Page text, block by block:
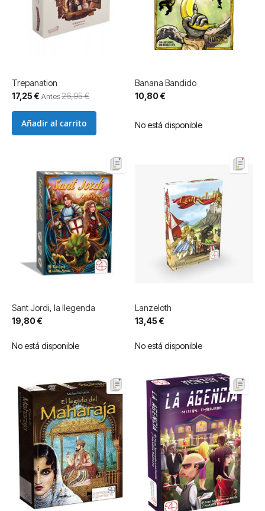
Trepanation
Precio
especial
17,25 € Antes26,95 €
Añadir al carrito
Banana Bandido
10,80 €
No está disponible
Sant Jordi, la llegenda
19,80 €
No está disponible
Lanzeloth
13,45 €
No está disponible